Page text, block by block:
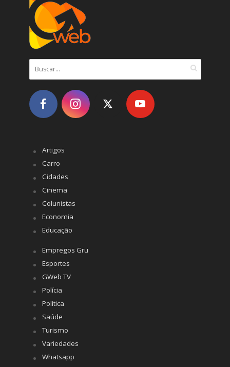
Artigos
Carro
Cidades
Cinema
Colunistas
Economia
Educação
Empregos Gru
Esportes
GWeb TV
Polícia
Política
Saúde
Turismo
Variedades
Whatsapp